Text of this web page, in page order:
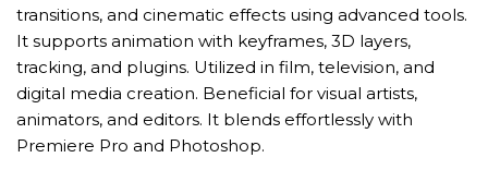
transitions, and cinematic effects using advanced tools.
It supports animation with keyframes, 3D layers,
tracking, and plugins. Utilized in film, television, and
digital media creation. Beneficial for visual artists,
animators, and editors. It blends effortlessly with
Premiere Pro and Photoshop.